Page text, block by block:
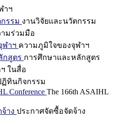
าฯ
รรม งานวิจัยและนวัตกรรม
มร่วมมือ
ฬาฯ ความภูมิใจของจุฬาฯ
กสูตร การศึกษาและหลักสูตร
ในสื่อ
ฏิทินกิจกรรม
Conference The 166th ASAIHL
าง ประกาศจัดซื้อจัดจ้าง